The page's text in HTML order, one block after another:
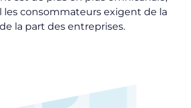
les consommateurs exigent de la
la part des entreprises.